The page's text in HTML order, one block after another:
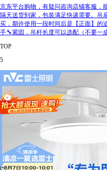
京东平台购物，有疑问咨询店铺客服，
隔天送货到家，包装满足快递需要。吊
买，期许使用一段时间后是【正面】的
手🔧紧固，吊杆长度可以选配（不要一
TOP
5